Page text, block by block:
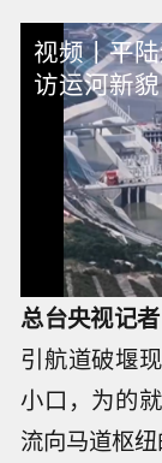
视频丨平
访运河新貌
总台央视记者
引航道破堰
小口，为的
流向马道枢纽